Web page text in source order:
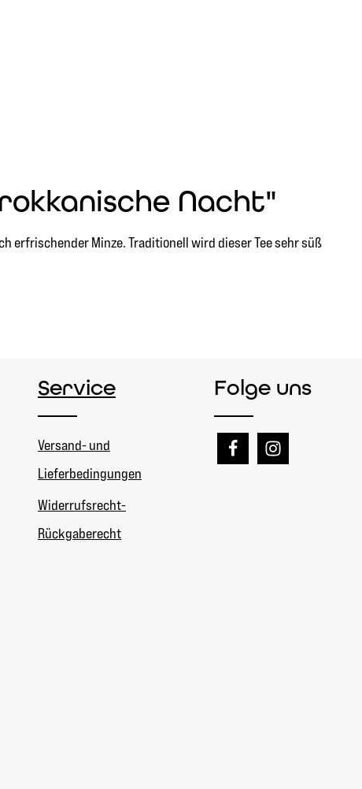
Nacht"
erfrischender Minze. Traditionell wird dieser Tee sehr süß
Service
Versand- und
Lieferbedingungen
Widerrufsrecht-
Rückgaberecht
Folge uns